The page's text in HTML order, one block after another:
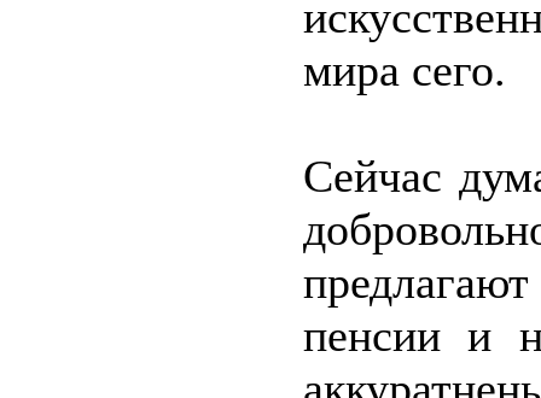
мира сего.
Сейчас
пенсии и